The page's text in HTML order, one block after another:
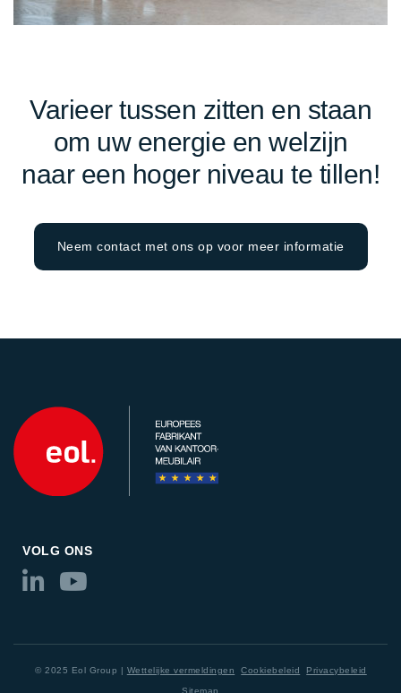
Varieer tussen zitten en staan
om uw energie en welzijn
naar een hoger niveau te tillen!
Neem contact met ons op voor meer informatie
VOLG ONS
© 2025 Eol Group | Wettelijke vermeldingen Cookiebeleid Privacybeleid
Sitemap